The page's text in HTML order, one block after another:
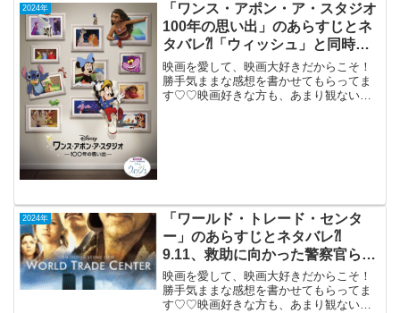
PG-122024年7月5日公開（130分）伊の自
動車...
2024年
「ワンス・アポン・ア・スタジオ
100年の思い出」のあらすじとネ
タバレ⁈「ウィッシュ」と同時上
映の短編アニメ。
映画を愛して、映画大好きだからこそ！
勝手気ままな感想を書かせてもらってま
す♡♡映画好きな方も、あまり観ない方
2024年
「ワールド・トレード・センタ
ー」のあらすじとネタバレ⁈
9.11、救助に向かった警察官らの
実話ドラマ。
映画を愛して、映画大好きだからこそ！
勝手気ままな感想を書かせてもらってま
す♡♡映画好きな方も、あまり観ない方